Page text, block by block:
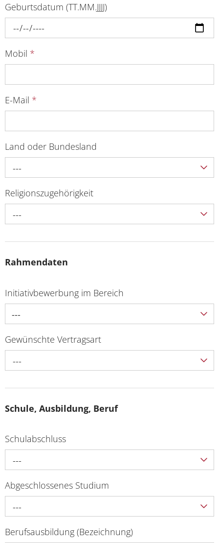
Geburtsdatum (TT.MM.JJJJ)
Mobil *
E-Mail *
Land oder Bundesland
---
Religionszugehörigkeit
---
Rahmendaten
Initiativbewerbung im Bereich
---
Gewünschte Vertragsart
---
Schule, Ausbildung, Beruf
Schulabschluss
---
Abgeschlossenes Studium
---
Berufsausbildung (Bezeichnung)